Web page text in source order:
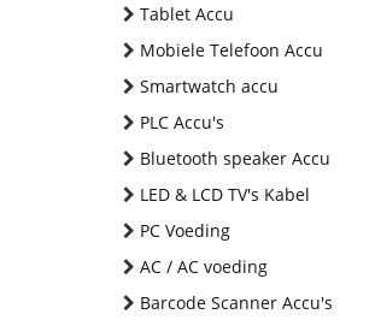
Tablet Accu
Mobiele Telefoon Accu
Smartwatch accu
PLC Accu's
Bluetooth speaker Accu
LED & LCD TV's Kabel
PC Voeding
AC / AC voeding
Barcode Scanner Accu's